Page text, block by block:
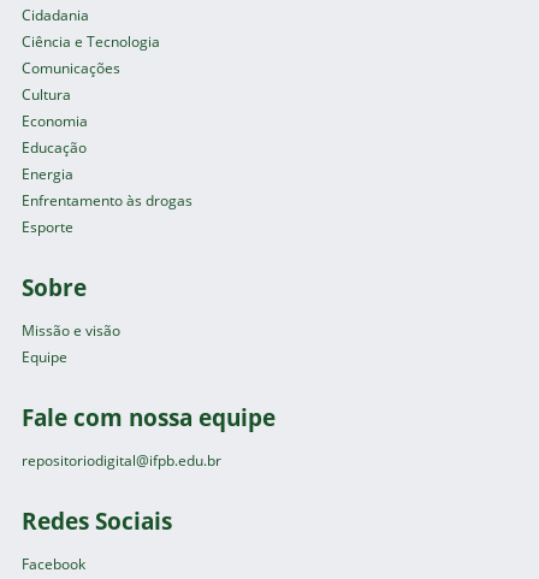
Cidadania
Ciência e Tecnologia
Comunicações
Cultura
Economia
Educação
Energia
Enfrentamento às drogas
Esporte
Sobre
Missão e visão
Equipe
Fale com nossa equipe
repositoriodigital@ifpb.edu.br
Redes Sociais
Facebook